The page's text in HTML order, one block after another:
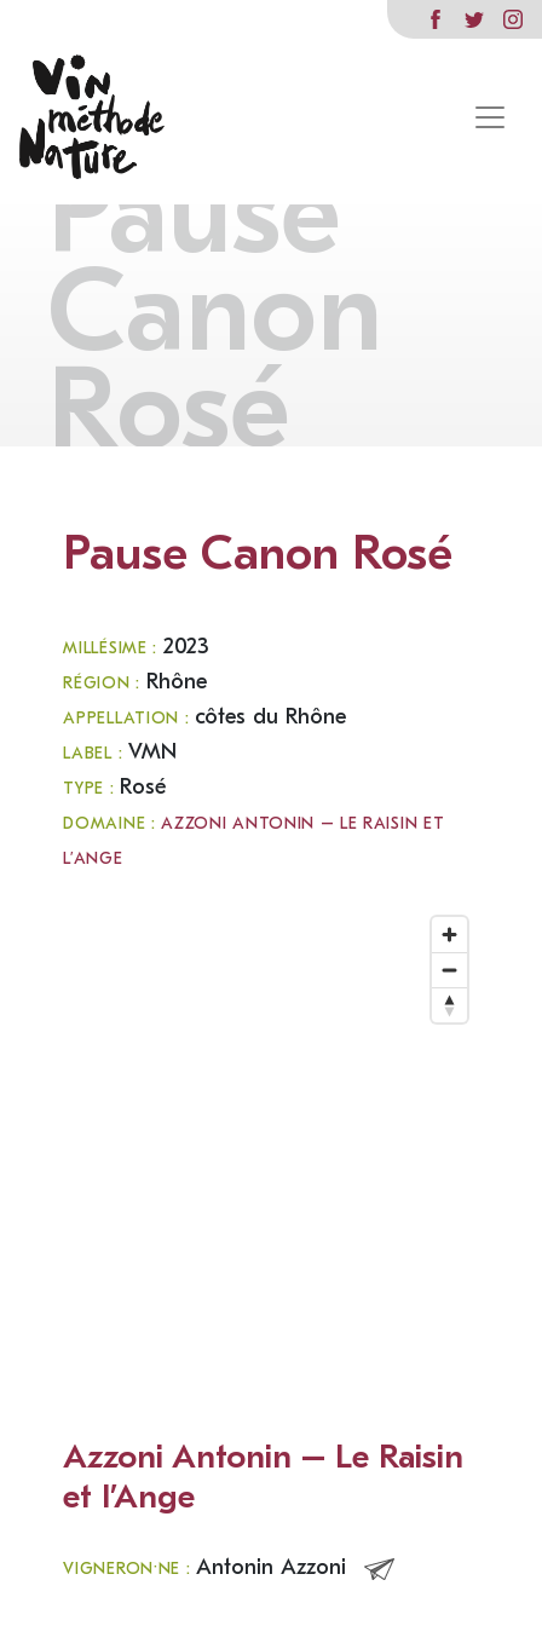
Pause
Canon
Rosé
Pause Canon Rosé
MILLÉSIME : 2023
RÉGION : Rhône
APPELLATION : côtes du Rhône
LABEL : VMN
TYPE : Rosé
DOMAINE :AZZONI ANTONIN – LE RAISIN ET
L’ANGE
Azzoni Antonin – Le Raisin
et l’Ange
VIGNERON·NE :Antonin Azzoni